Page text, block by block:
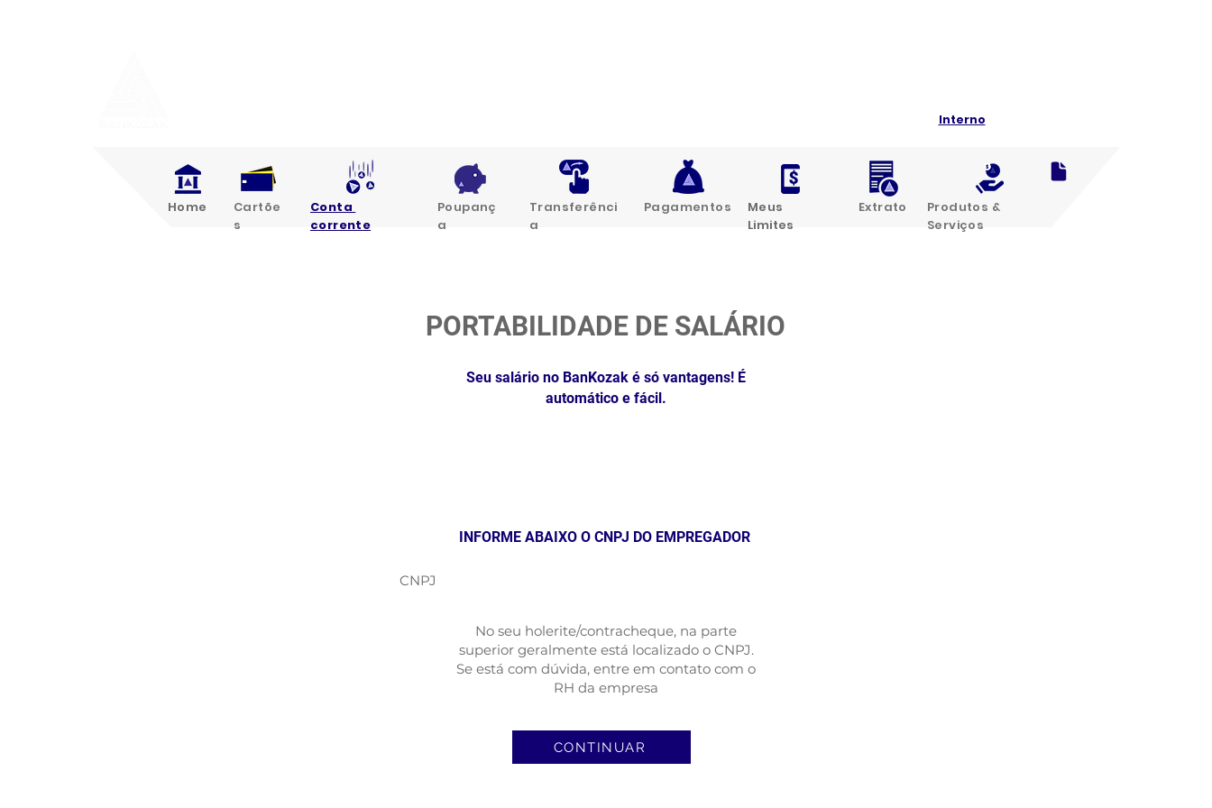
Interno
Home
Produtos &
Serviços
Cartõe
s
Conta
corrente
Poupanç
a
Transferênci
a
Pagamentos
Meus
Limites
Extrato
PORTABILIDADE DE SALÁRIO
Seu salário no BanKozak é só vantagens! É
automático e fácil.
INFORME ABAIXO O CNPJ DO EMPREGADOR
CNPJ
No seu holerite/contracheque, na parte
superior geralmente está localizado o CNPJ.
Se está com dúvida, entre em contato com o
RH da empresa
CONTINUAR